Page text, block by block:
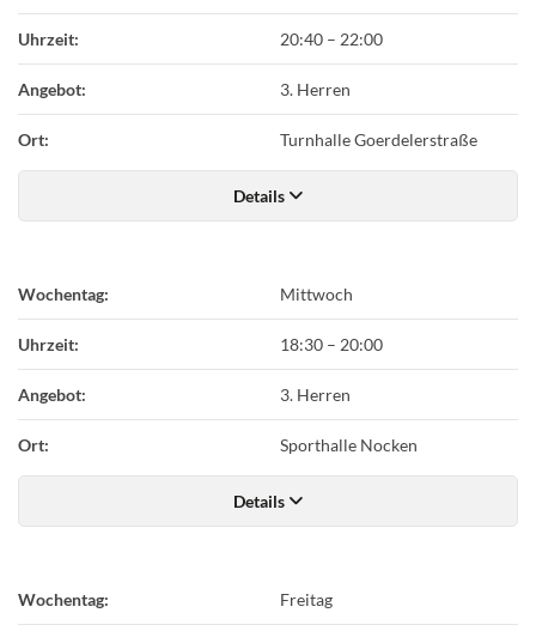
Uhrzeit: 20:40 – 22:00
Angebot: 3. Herren
Ort: Turnhalle Goerdelerstraße
Details
Wochentag: Mittwoch
Uhrzeit: 18:30 – 20:00
Angebot: 3. Herren
Ort: Sporthalle Nocken
Details
Wochentag: Freitag